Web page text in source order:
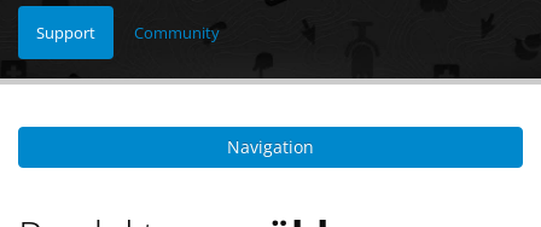
Support Community
Navigation